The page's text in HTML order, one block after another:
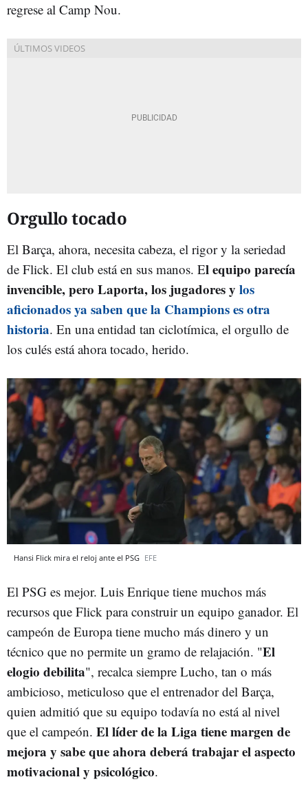
regrese al Camp Nou.
Orgullo tocado
El Barça, ahora, necesita cabeza, el rigor y la seriedad
de Flick. El club está en sus manos. El equipo parecía
invencible, pero Laporta, los jugadores y los
aficionados ya saben que la Champions es otra
historia. En una entidad tan ciclotímica, el orgullo de
los culés está ahora tocado, herido.
Hansi Flick mira el reloj ante el PSG EFE
El PSG es mejor. Luis Enrique tiene muchos más
recursos que Flick para construir un equipo ganador. El
campeón de Europa tiene mucho más dinero y un
técnico que no permite un gramo de relajación. "El
elogio debilita", recalca siempre Lucho, tan o más
ambicioso, meticuloso que el entrenador del Barça,
quien admitió que su equipo todavía no está al nivel
que el campeón. El líder de la Liga tiene margen de
mejora y sabe que ahora deberá trabajar el aspecto
motivacional y psicológico.